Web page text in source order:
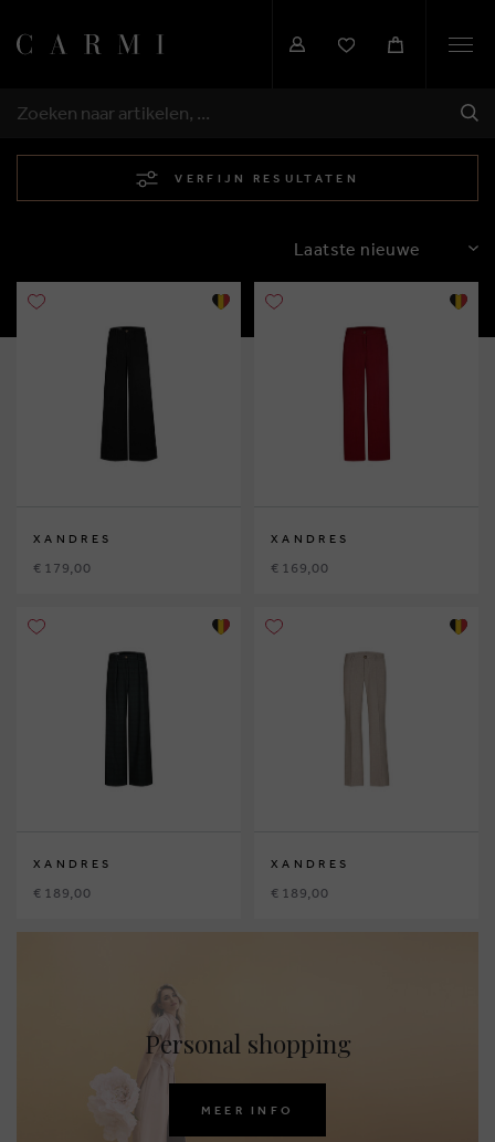
ZOEKEN
VERFIJN RESULTATEN
SORTEREN
XANDRES
€ 179,00
XANDRES
€ 169,00
XANDRES
€ 189,00
XANDRES
€ 189,00
Personal shopping
MEER INFO